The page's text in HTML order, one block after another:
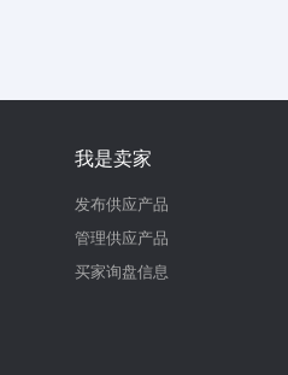
我是卖家
发布供应产品
管理供应产品
买家询盘信息